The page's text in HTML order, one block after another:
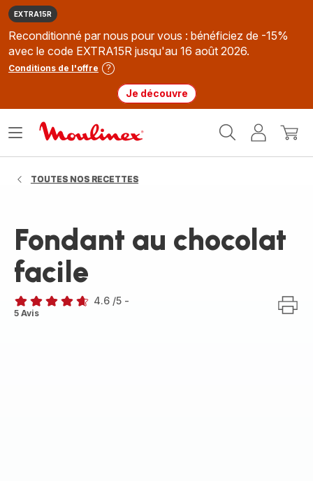
EXTRA15R
Reconditionné par nous pour vous : bénéficiez de -15%
avec le code EXTRA15R jusqu'au 16 août 2026.
Conditions de l'offre
Je découvre
MonMon
Ouvrir
TOUTES NOS RECETTES
Fondant au chocolat
facile
ratings.4.6
4.6 /5 -
5 Avis